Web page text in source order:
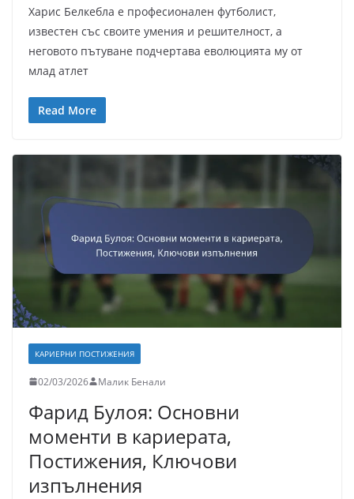
Харис Белкебла е професионален футболист,
известен със своите умения и решителност, а
неговото пътуване подчертава еволюцията му от
млад атлет
Read More
КАРИЕРНИ ПОСТИЖЕНИЯ
02/03/2026 Малик Бенали
Фарид Булоя: Основни
моменти в кариерата,
Постижения, Ключови
изпълнения